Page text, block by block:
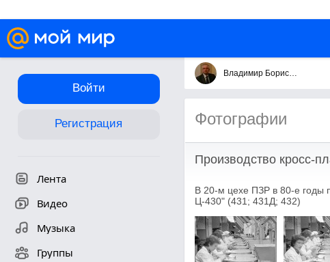
Войти
Регистрация
Лента
Видео
Музыка
Группы
Владимир Борисович Савинов
Фотографии
Производство кросс-
В 20-м цехе ПЗР в 80-е годы
Ц-430" (431; 431Д; 432)